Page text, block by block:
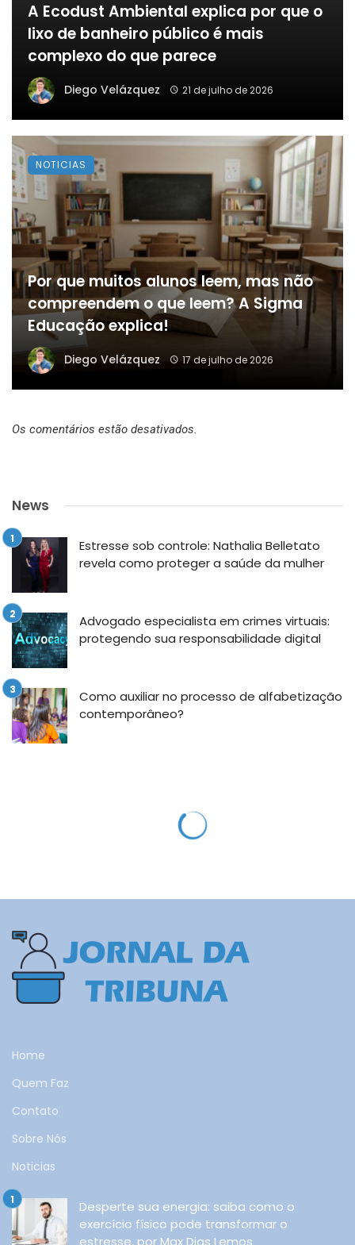
A Ecodust Ambiental explica por que o
lixo de banheiro público é mais
complexo do que parece
Diego Velázquez 21 de julho de 2026
Por que muitos alunos leem, mas não
compreendem o que leem? A Sigma
Educação explica!
Diego Velázquez 17 de julho de 2026
NOTICIAS
Os comentários estão desativados.
News
Estresse sob controle: Nathalia Belletato
revela como proteger a saúde da mulher
Advogado especialista em crimes virtuais:
protegendo sua responsabilidade digital
Como auxiliar no processo de alfabetização
contemporâneo?
Home
Quem Faz
Contato
Sobre Nós
Noticias
Desperte sua energia: saiba como o
exercício físico pode transformar o
estresse, por Max Dias Lemos